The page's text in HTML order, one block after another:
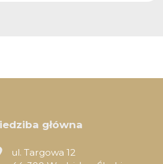
główna
ul. Targowa 12